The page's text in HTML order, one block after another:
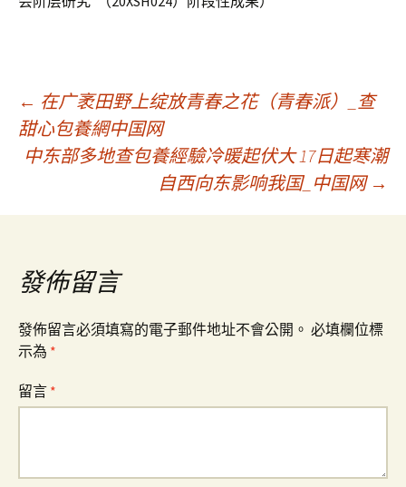
文
章
導
覽
← 在广袤田野上绽放青春之花（青春派）_查
甜心包養網中国网
中东部多地查包養經驗冷暖起伏大 17日起寒潮
自西向东影响我国_中国网 →
發佈留言
發佈留言必須填寫的電子郵件地址不會公開。 必填欄位標
示為 *
留言 *